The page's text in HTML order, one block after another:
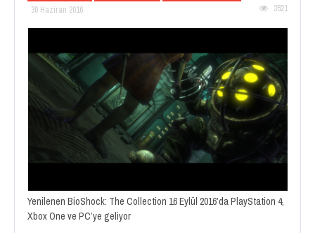
30 Haziran 2016
3521
Yenilenen BioShock: The Collection 16 Eylül 2016’da PlayStation 4,
Xbox One ve PC’ye geliyor